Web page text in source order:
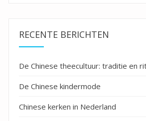
RECENTE BERICHTEN
De Chinese theecultuur: traditie en
De Chinese kindermode
Chinese kerken in Nederland